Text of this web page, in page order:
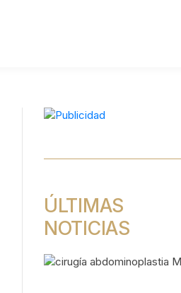
ÚLTIMAS
NOTICIAS